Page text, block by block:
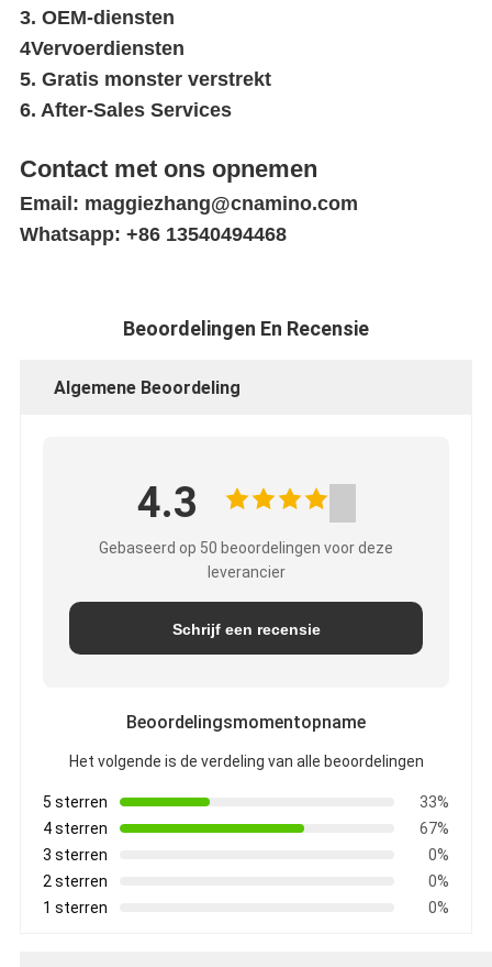
3. OEM-diensten
4Vervoerdiensten
5. Gratis monster verstrekt
6. After-Sales Services
Contact met ons opnemen
Email: maggiezhang@cnamino.com
Whatsapp: +86 13540494468
Beoordelingen En Recensie
Algemene Beoordeling
4.3
Gebaseerd op 50 beoordelingen voor deze
leverancier
Schrijf een recensie
Beoordelingsmomentopname
Het volgende is de verdeling van alle beoordelingen
5 sterren
33%
4 sterren
67%
3 sterren
0%
2 sterren
0%
1 sterren
0%